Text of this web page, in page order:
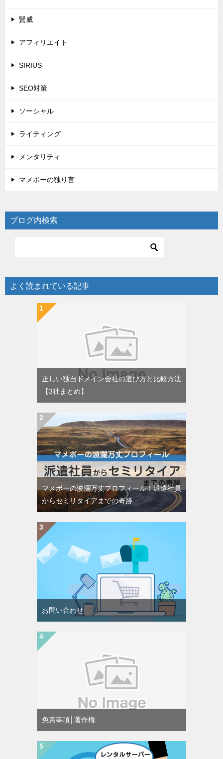
賢威
アフィリエイト
SIRIUS
SEO対策
ソーシャル
ライティング
メンタリティ
マメボーの独り言
ブログ内検索
よく読まれている記事
正しい独自ドメイン会社の選び方と比較方法
【3社まとめ】
マメボーの波瀾万丈プロフィール！派遣社員
からセミリタイアまでの奇跡
お問い合わせ
免責事項│著作権